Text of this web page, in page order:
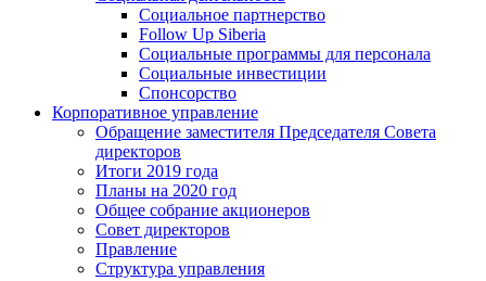
Социальное партнерство
Follow Up Siberia
Социальные программы для персонала
Социальные инвестиции
Спонсорство
Корпоративное управление
Обращение заместителя Председателя Совета
директоров
Итоги 2019 года
Планы на 2020 год
Общее собрание акционеров
Совет директоров
Правление
Структура управления